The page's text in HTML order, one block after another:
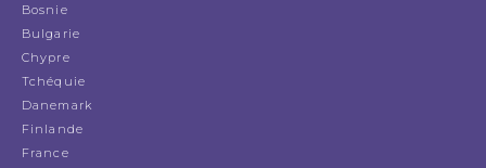
Bosnie
Bulgarie
Chypre
Tchéquie
Danemark
Finlande
France